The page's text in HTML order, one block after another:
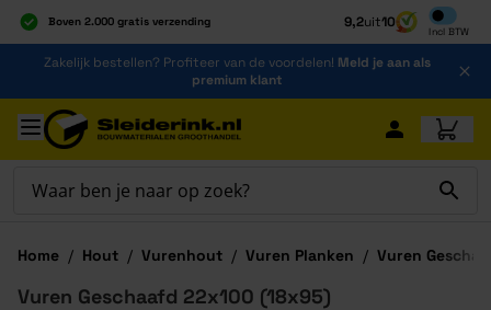
Boven 2.000 gratis verzending
Al 40 jaar dé specialist
Alles onder één dak
9,2uit10
Incl BTW
Inclusief
Ga naar de inhoud
Zakelijk bestellen? Profiteer van de voordelen! Meld je aan als
premium klant
Ga naar hoofdinhoud
Home / Hout / Vurenhout / Vuren Planken / Vuren
Vuren Geschaafd 22x100 (18x95)